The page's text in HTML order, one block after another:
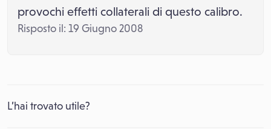
provochi effetti collaterali di questo calibro.
Risposto il: 19 Giugno 2008
L’hai trovato utile?